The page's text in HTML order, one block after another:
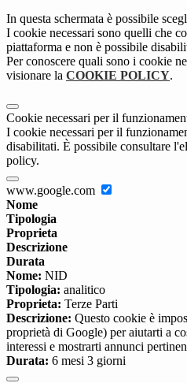
In questa schermata è possibile
I cookie necessari sono quelli che
piattaforma e non è possibile
Per conoscere quali sono i cookie
visionare la COOKIE POLICY.
Cookie necessari per il
I cookie necessari per il
disabilitati. È possibile consultare
policy.
www.google.com
Nome
Tipologia
Proprieta
Descrizione
Durata
Nome: NID
Tipologia: analitico
Proprieta: Terze Parti
Descrizione: Questo cookie è
proprietà di Google) per aiutarti a
interessi e mostrarti annunci
Durata: 6 mesi 3 giorni